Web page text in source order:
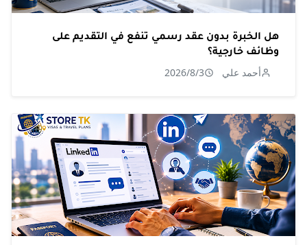
هل الخبرة بدون عقد رسمي تنفع في التقديم على
وظائف خارجية؟
أحمد علي 2026/8/3